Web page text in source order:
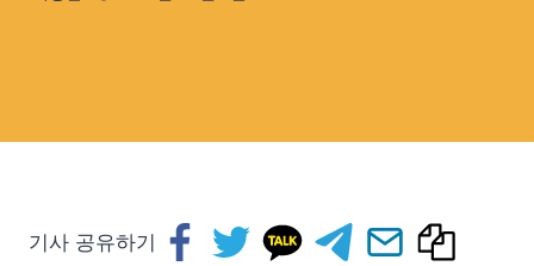
기사 공유하기